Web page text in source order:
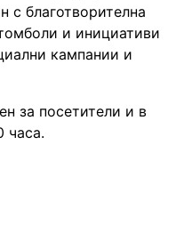
с благотворителна
и инициативи
кампании и
за посетители и в
часа.